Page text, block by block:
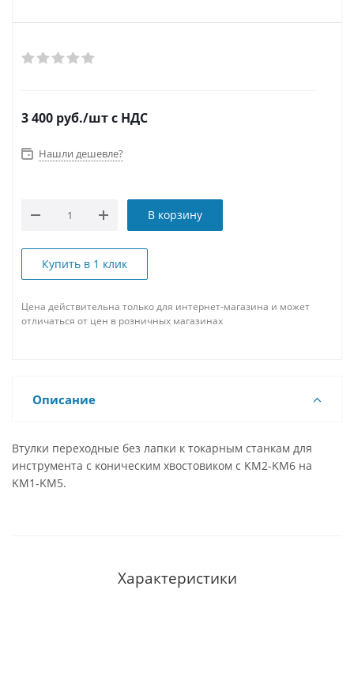
3 400 руб./штс НДС
Нашли дешевле?
В корзину
Купить в 1 клик
Цена действительна только для интернет-магазина и может
отличаться от цен в розничных магазинах
Описание
Втулки переходные без лапки к токарным станкам для
инструмента с коническим хвостовиком с KM2-KM6 на
KM1-KM5.
Характеристики